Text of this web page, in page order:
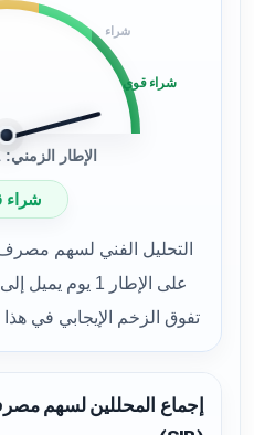
شراء
شراء قوي
الإطار الزمني: 1 يوم • يومي
شراء
على الإطار 1
تفوق الزخم الإيجابي في هذا
إجماع المحللين لسهم